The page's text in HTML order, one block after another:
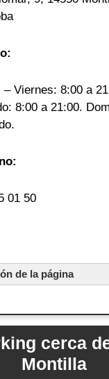
– Viernes: 8:00 a
8:00 a 21:00.
01 50
de la página
cerca
Montilla